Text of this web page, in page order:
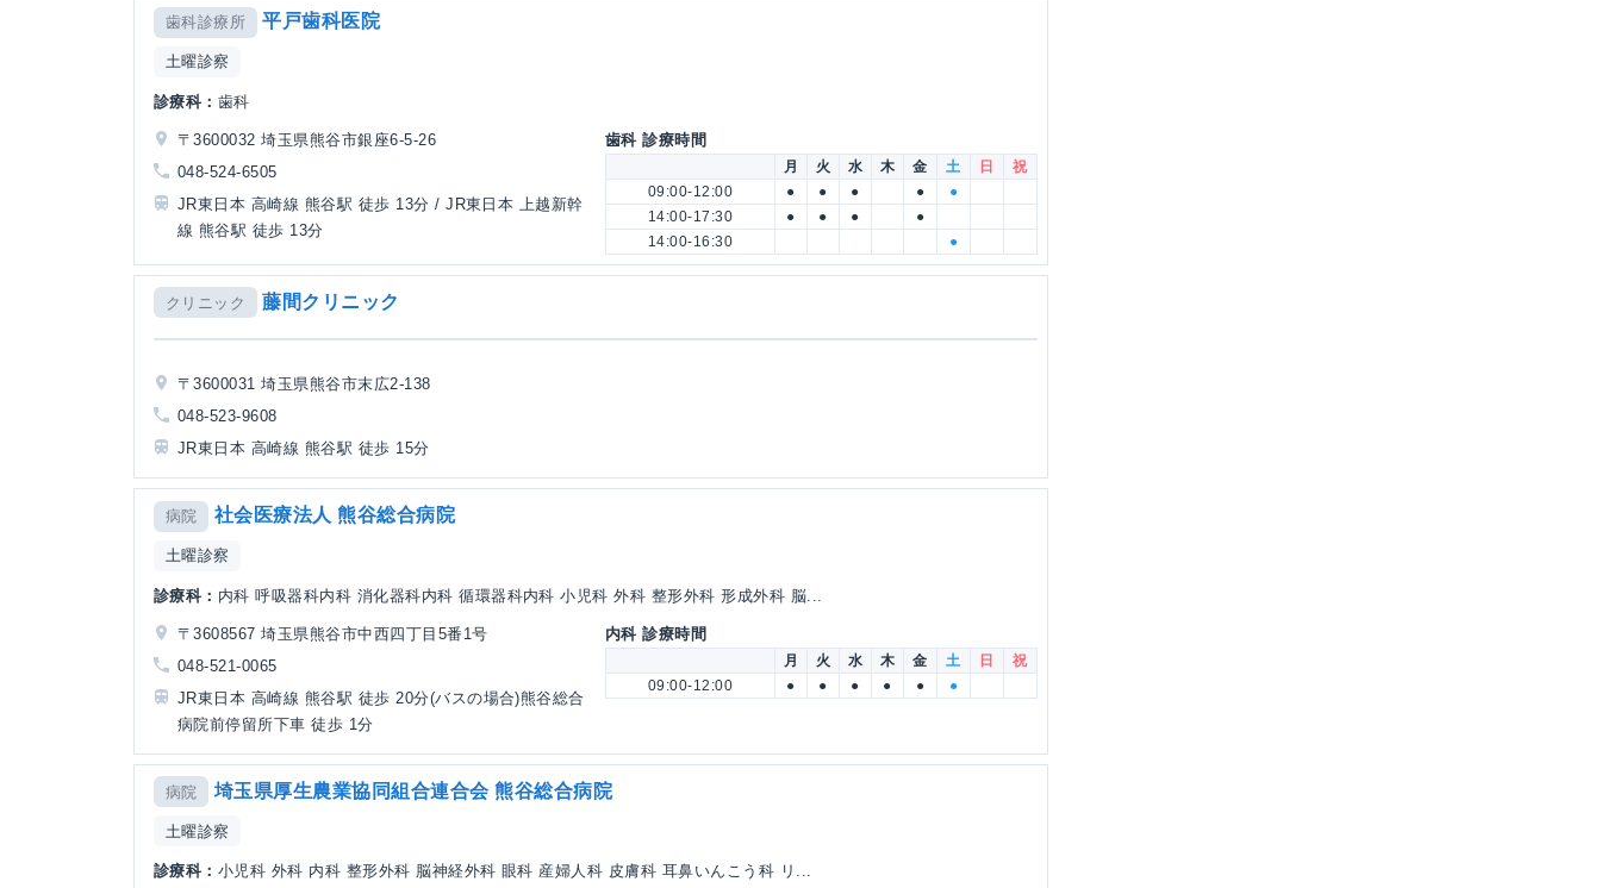
歯科診療所 平戸歯科医院
土曜診察
診療科： 歯科
〒3600032 埼玉県熊谷市銀座6-5-26
048-524-6505
JR東日本 高崎線 熊谷駅 徒歩 13分 / JR東日本 上越新幹
線 熊谷駅 徒歩 13分
歯科 診療時間
月 火 水 木 金 土 日
祝
09:00-12:00
● ● ● ●
●
14:00-17:30
● ● ●
●
14:00-16:30
●
クリニック 藤間クリニック
〒3600031 埼玉県熊谷市末広2-138
048-523-9608
JR東日本 高崎線 熊谷駅 徒歩 15分
病院 社会医療法人 熊谷総合病院
土曜診察
診療科： 内科 呼吸器科内科 消化器科内科 循環器科内科 小児科 外科 整形外科 形成外科 脳...
〒3608567 埼玉県熊谷市中西四丁目5番1号
048-521-0065
JR東日本 高崎線 熊谷駅 徒歩 20分(バスの場合)熊谷総合
病院前停留所下車 徒歩 1分
内科 診療時間
月 火 水 木 金 土 日
祝
09:00-12:00
● ● ● ● ● ●
病院 埼玉県厚生農業協同組合連合会 熊谷総合病院
土曜診察
診療科： 小児科 外科 内科 整形外科 脳神経外科 眼科 産婦人科 皮膚科 耳鼻いんこう科 リ...